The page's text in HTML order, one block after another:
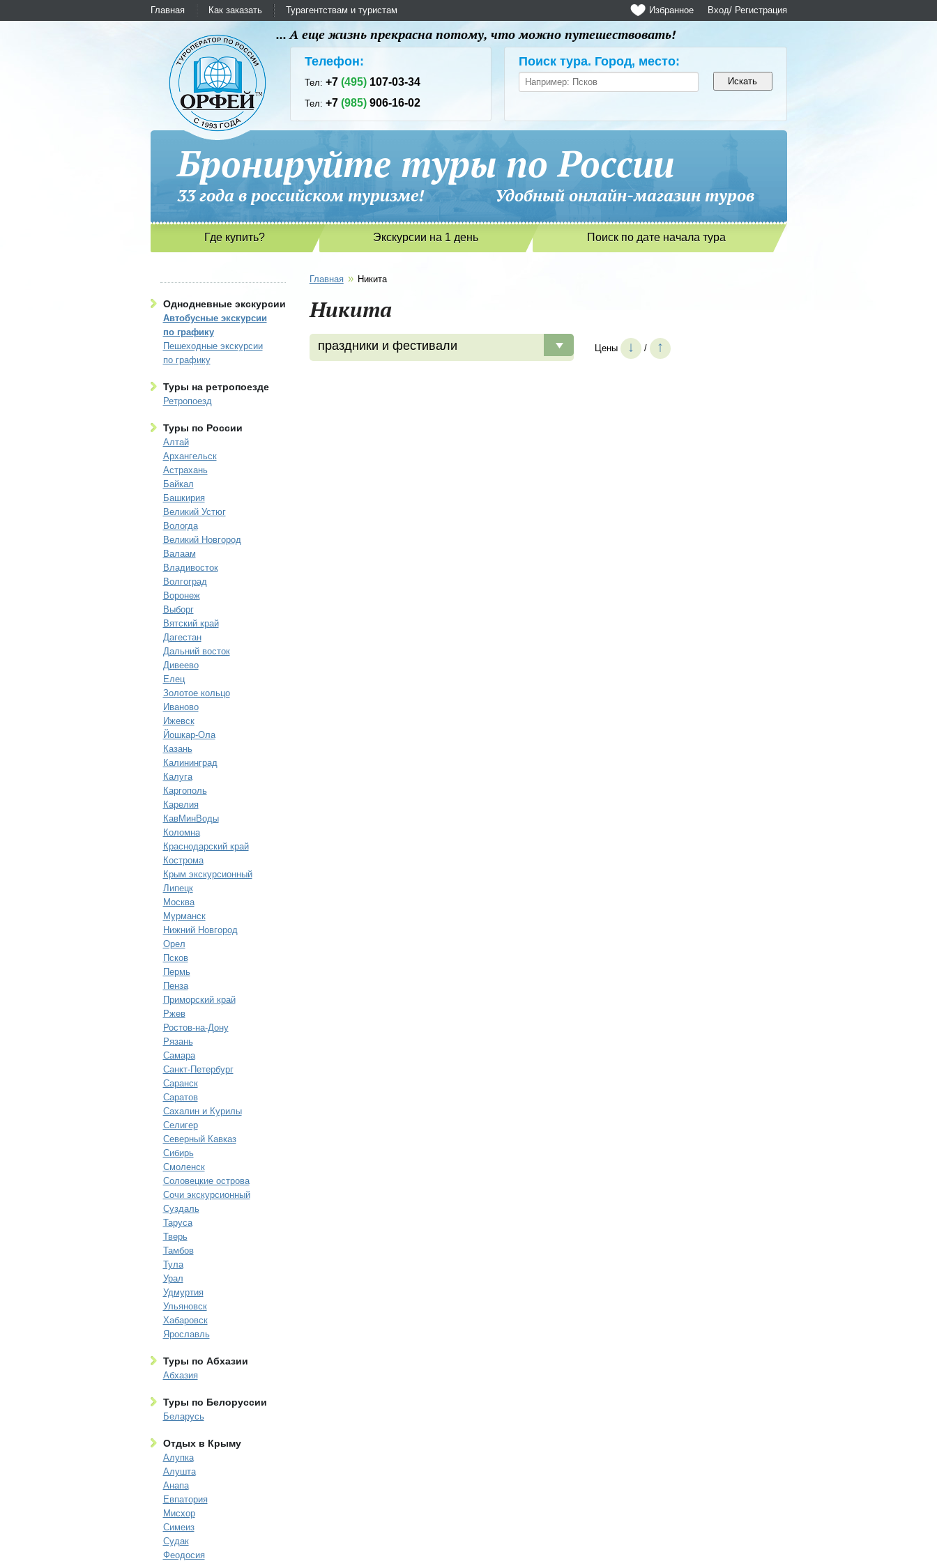
Главная Как заказать Турагентствам и туристам Вход/ Регистрация
Избранное
... А еще жизнь прекрасна потому, что можно путешествовать!
Телефон:
Тел:+7(495) 107-03-34
Тел:+7(985) 906-16-02
Поиск тура. Город, место:
Бронируйте туры по России
33 года в российском туризме! Удобный онлайн-магазин туров
Где купить? Экскурсии на 1 день Поиск по дате начала тура
Однодневные экскурсии
Автобусные экскурсии
по графику
Пешеходные экскурсии
по графику
Туры на ретропоезде
Ретропоезд
Туры по России
Алтай
Архангельск
Астрахань
Байкал
Башкирия
Великий Устюг
Вологда
Великий Новгород
Валаам
Владивосток
Волгоград
Воронеж
Выборг
Вятский край
Дагестан
Дальний восток
Дивеево
Елец
Золотое кольцо
Иваново
Ижевск
Йошкар-Ола
Казань
Калининград
Калуга
Каргополь
Карелия
КавМинВоды
Коломна
Краснодарский край
Кострома
Крым экскурсионный
Липецк
Москва
Мурманск
Нижний Новгород
Орел
Псков
Пермь
Пенза
Приморский край
Ржев
Ростов-на-Дону
Рязань
Самара
Санкт-Петербург
Саранск
Саратов
Сахалин и Курилы
Селигер
Северный Кавказ
Сибирь
Смоленск
Соловецкие острова
Сочи экскурсионный
Суздаль
Таруса
Тверь
Тамбов
Тула
Урал
Удмуртия
Ульяновск
Хабаровск
Ярославль
Туры по Абхазии
Абхазия
Туры по Белоруссии
Беларусь
Отдых в Крыму
Алупка
Алушта
Анапа
Евпатория
Мисхор
Симеиз
Судак
Феодосия
Главная » Никита
Никита
праздники и фестивали Цены ↓ / ↑